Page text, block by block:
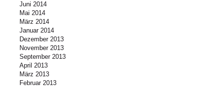
Juni 2014
Mai 2014
März 2014
Januar 2014
Dezember 2013
November 2013
September 2013
April 2013
März 2013
Februar 2013